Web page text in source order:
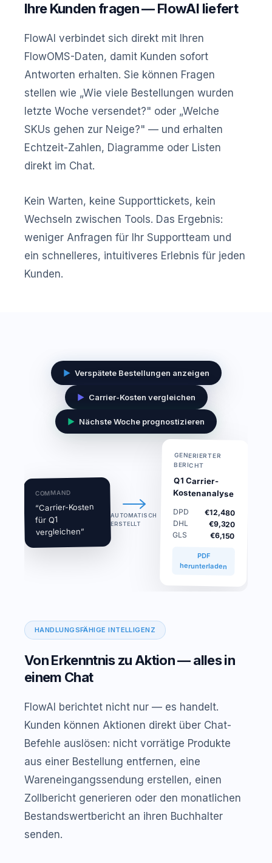
Ihre Kunden fragen — FlowAI liefert
FlowAI verbindet sich direkt mit Ihren
FlowOMS-Daten, damit Kunden sofort
Antworten erhalten. Sie können Fragen
stellen wie „Wie viele Bestellungen wurden
letzte Woche versendet?" oder „Welche
SKUs gehen zur Neige?" — und erhalten
Echtzeit-Zahlen, Diagramme oder Listen
direkt im Chat.
Kein Warten, keine Supporttickets, kein
Wechseln zwischen Tools. Das Ergebnis:
weniger Anfragen für Ihr Supportteam und
ein schnelleres, intuitiveres Erlebnis für jeden
Kunden.
HANDLUNGSFÄHIGE INTELLIGENZ
Von Erkenntnis zu Aktion — alles in
einem Chat
FlowAI berichtet nicht nur — es handelt.
Kunden können Aktionen direkt über Chat-
Befehle auslösen: nicht vorrätige Produkte
aus einer Bestellung entfernen, eine
Wareneingangssendung erstellen, einen
Zollbericht generieren oder den monatlichen
Bestandswertbericht an ihren Buchhalter
senden.
▶ Verspätete Bestellungen anzeigen
▶ Carrier-Kosten vergleichen
▶ Nächste Woche prognostizieren
COMMAND
“Carrier-Kosten
für Q1
vergleichen”
AUTOMATISCH
ERSTELLT
GENERIERTER
BERICHT
Q1 Carrier-
Kostenanalyse
DPD €12,480
DHL €9,320
GLS €6,150
PDF
herunterladen